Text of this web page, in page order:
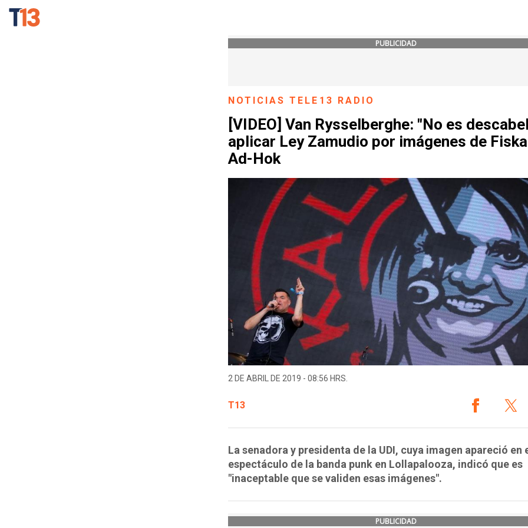
PUBLICIDAD
NOTICIAS TELE13 RADIO
[VIDEO] Van Rysselberghe: "No es
aplicar Ley Zamudio por imágenes de
Ad-Hok
2 DE ABRIL DE 2019 - 08:56 HRS.
T13
La senadora y presidenta de la UDI, cuya imagen apareció en
espectáculo de la banda punk en Lollapalooza, indicó que es
"inaceptable que se validen esas imágenes".
PUBLICIDAD